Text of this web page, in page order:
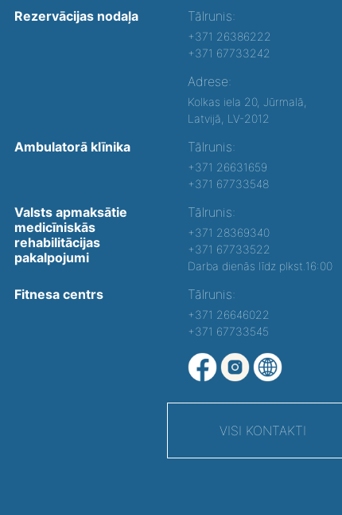
Rezervācijas nodaļa Tālrunis:
+371 26386222
+371 67733242
Adrese:
Kolkas iela 20, Jūrmalā,
Latvijā, LV-2012
Ambulatorā klīnika Tālrunis:
+371 26631659
+371 67733548
Valsts apmaksātie
medicīniskās
rehabilitācijas
pakalpojumi
Tālrunis:
+371 28369340
+371 67733522
Darba dienās līdz plkst.16:00
Fitnesa centrs Tālrunis:
+371 26646022
+371 67733545
VISI KONTAKTI